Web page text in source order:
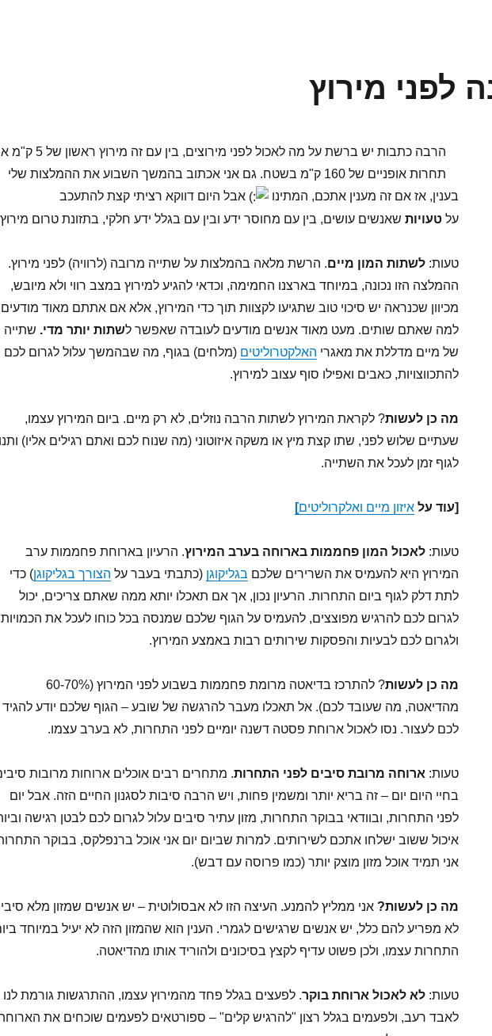
לפני מירוץ
הרבה כתבות יש ברשת על מה לאכול לפני מירוצים, בין עם זה מירוץ ראשון
תחרות אופניים של 160 ק"מ בשטח. גם אני אכתוב בהמשך השבוע את ההמלצות שלי
בענין, אז אם זה מענין אתכם, המתינו
אבל היום דווקא רציתי קצת להתעכב
על טעויותשאנשים עושים, בין עם מחוסר ידע ובין עם בגלל ידע חלקי, בתזונת טרום
טעות: לשתות המון מיים. הרשת מלאה בהמלצות על שתייה מרובה (לרוויה) לפני מירוץ.
ההמלצה הזו נכונה, במיוחד בארצנו החמימה, וכדאי להגיע למירוץ במצב רווי ולא מיובש,
מכיוון שכנראה יש סיכוי טוב שתגיעו לקצוות תוך כדי המירוץ, אלא אם אתתם מאוד מודעים
למה שאתם שותים. מעט מאוד אנשים מודעים לעובדה שאפשר לשתות יותר מדי. שתייה
של מיים מדללת את מאגרי האלקטרוליטים (מלחים) בגוף, מה שבהמשך עלול לגרום לכם
להתכווצויות, כאבים ואפילו סוף עצוב למירוץ.
מה כן לעשות? לקראת המירוץ לשתות הרבה נוזלים, לא רק מיים. ביום המירוץ עצמו,
שעתיים שלוש לפני, שתו קצת מיץ או משקה איזוטוני (מה שנוח לכם ואתם רגילים אליו)
לגוף זמן לעכל את השתייה.
[עוד על איזון מיים ואלקרוליטים]
טעות: לאכול המון פחממות בארוחה בערב המירוץ. הרעיון בארוחת פחממות ערב
המירוץ היא להעמיס את השרירים שלכם בגליקוגן (כתבתי בעבר על הצורך בגליקוגן) כדי
לתת דלק לגוף ביום התחרות. הרעיון נכון, אך אם תאכלו יותא ממה שאתם צריכים, יכול
לגרום לכם להרגיש מפוצצים, להעמיס על הגוף שלכם שמנסה בכל כוחו לעכל את
ולגרום לכם לבעיות והפסקות שירותים רבות באמצע המירוץ.
מה כן לעשות
? להתרכז בדיאטה מרומת פחממות בשבוע לפני המירוץ (60-70%
מהדיאטה, מה שעובד לכם). אל תאכלו מעבר להרגשה של שובע – הגוף שלכם יודע להגיד
לכם לעצור. נסו לאכול ארוחת פסטה דשנה יומיים לפני התחרות, לא בערב עצמו.
טעות: ארוחה מרובת סיבים לפני התחרות. מתחרים רבים אוכלים ארוחות מרובות
בחיי היום יום – זה בריא יותר ומשמין פחות, ויש הרבה סיבות לסגנון החיים הזה. אבל יום
לפני התחרות, ובוודאי בבוקר התחרות, מזון עתיר סיבים עלול לגרום לכם לבטן רגישה
איכול ששוב ישלחו אתכם לשירותים. למרות שביום יום אני אוכל ברנפלקס, בבוקר
אני תמיד אוכל מזון מוצק יותר (כמו פרוסה עם דבש).
מה כן לעשות? אני ממליץ להמנע. העיצה הזו לא אבסולוטית – יש אנשים שמזון מלא
לא מפריע להם כלל, יש אנשים שרגישים לגמרי. הענין הוא שהמזון הזה לא יעיל במיוחד
התחרות עצמו, ולכן פשוט עדיף לקצץ בסיכונים ולהוריד אותו מהדיאטה.
טעות: לא לאכול ארוחת בוקר. לפעצים בגלל פחד מהמירוץ עצמו, ההתרגשות גורמת לנו
לאבד רעב, ולפעמים בגלל רצון "להרגיש קלים" – ספורטאים לפעמים שוכחים את